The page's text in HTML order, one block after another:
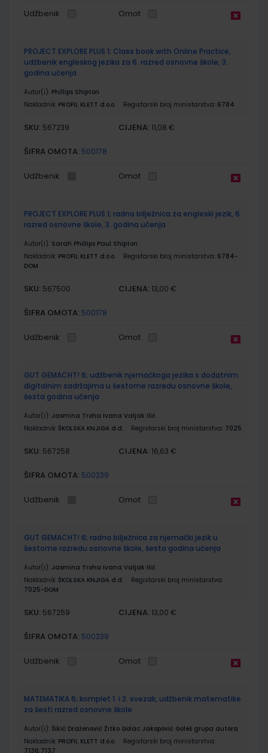
Udžbenik Omot
PROJECT EXPLORE PLUS 1; Class book with Online Practice,
udžbenik engleskog jezika za 6. razred osnovne škole, 3.
godina učenja
Autor(i): Phillips Shipton
Nakladnik: PROFIL KLETT d.o.o. Registarski broj ministarstva: 6784
SKU: 567239 CIJENA: 11,08 €
ŠIFRA OMOTA: 500178
Udžbenik Omot
PROJECT EXPLORE PLUS 1; radna bilježnica za engleski jezik, 6.
razred osnovne škole, 3. godina učenja
Autor(i): Sarah Phillips Paul Shipton
Nakladnik: PROFIL KLETT d.o.o. Registarski broj ministarstva: 6784-
DOM
SKU: 567500 CIJENA: 13,00 €
ŠIFRA OMOTA: 500178
Udžbenik Omot
GUT GEMACHT! 6; udžbenik njemačkoga jezika s dodatnim
digitalnim sadržajima u šestome razredu osnovne škole,
šesta godina učenja
Autor(i): Jasmina Troha Ivana Valjak Ilić
Nakladnik: ŠKOLSKA KNJIGA d.d. Registarski broj ministarstva: 7025
SKU: 567258 CIJENA: 16,63 €
ŠIFRA OMOTA: 500239
Udžbenik Omot
GUT GEMACHT! 6; radna bilježnica za njemački jezik u
šestome razredu osnovne škole, šesta godina učenja
Autor(i): Jasmina Troha Ivana Valjak Ilić
Nakladnik: ŠKOLSKA KNJIGA d.d.
Registarski broj ministarstva:
7025-DOM
SKU: 567259 CIJENA: 13,00 €
ŠIFRA OMOTA: 500239
Udžbenik Omot
MATEMATIKA 6; komplet 1. i 2. svezak, udžbenik matematike
za šesti razred osnovne škole
Autor(i): Šikić Draženović Žitko Golac Jakopović Goleš grupa autora
Nakladnik: PROFIL KLETT d.o.o.
Registarski broj ministarstva:
7136;7137